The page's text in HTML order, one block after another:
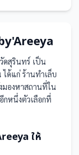
ดสุรินทร์ เป็น
ด้แก่ ร้านทำเล็บ
มองหาสถานที่ใน
กหนึ่งตัวเลือกที่
ให้